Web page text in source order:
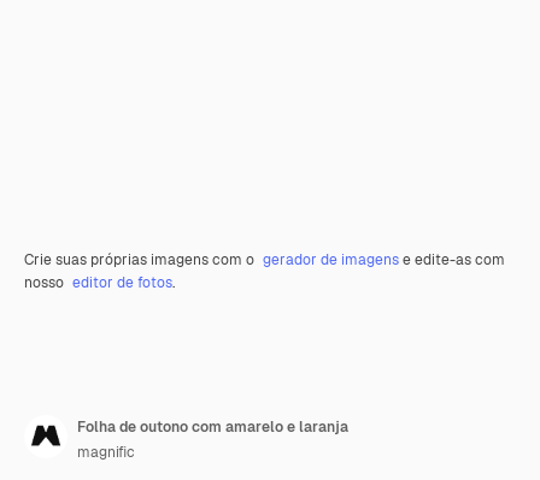
Crie suas próprias imagens com o gerador de imagense edite-as com
nosso editor de fotos.
Folha de outono com amarelo e laranja
magnific